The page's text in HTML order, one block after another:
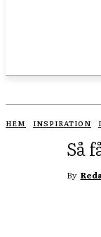
HEM INSPIRATION
Så
By